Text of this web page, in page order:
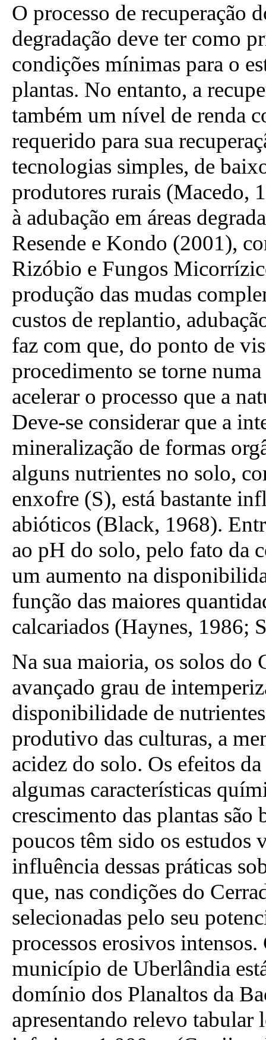
O processo de recuperação
degradação deve ter como
condições mínimas para o
plantas. No entanto, a
também um nível de renda
requerido para sua
tecnologias simples, de
produtores rurais (Macedo,
à adubação em áreas
Resende e Kondo (2001),
Rizóbio e Fungos
produção das mudas
custos de replantio,
faz com que, do ponto de
procedimento se torne
acelerar o processo que a
Deve-se considerar que a
mineralização de formas
alguns nutrientes no solo,
enxofre (S), está bastante
abióticos (Black, 1968).
ao pH do solo, pelo fato da
um aumento na
função das maiores
calcariados (Haynes, 1986;
Na sua maioria, os solos do
avançado grau de
disponibilidade de
produtivo das culturas, a
acidez do solo. Os efeitos
algumas características
crescimento das plantas
poucos têm sido os estudos
influência dessas práticas
que, nas condições do
selecionadas pelo seu
processos erosivos
município de Uberlândia
domínio dos Planaltos da
apresentando relevo